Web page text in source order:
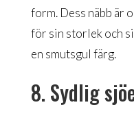
form. Dess näbb är
för sin storlek och
en smutsgul färg.
8. Sydlig